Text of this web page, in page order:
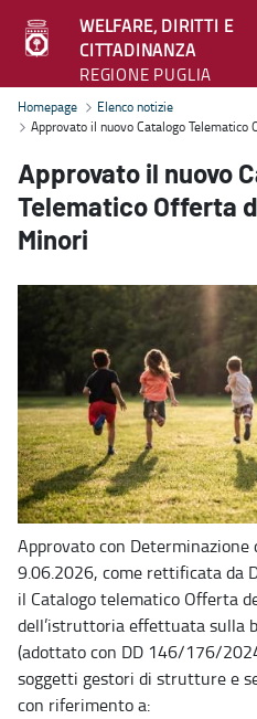
WELFARE, DIRITTI E
CITTADINANZA
REGIONE PUGLIA
Approvato il nuovo Catalogo
Homepage
Elenco notizie
Approvato il nuovo Catalogo Telematico
Approvato il nuovo
Telematico Offerta
Minori
Approvato con
9.06.2026, come rettificata da
il Catalogo telematico Offerta
dell’istruttoria effettuata sulla
(adottato con DD 146/176/
soggetti gestori di strutture e
con riferimento a: